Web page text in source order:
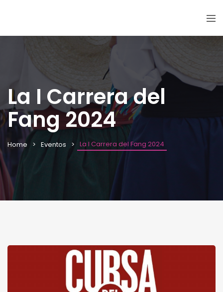
La I Carrera del
Fang 2024
Home Eventos La I Carrera del Fang 2024